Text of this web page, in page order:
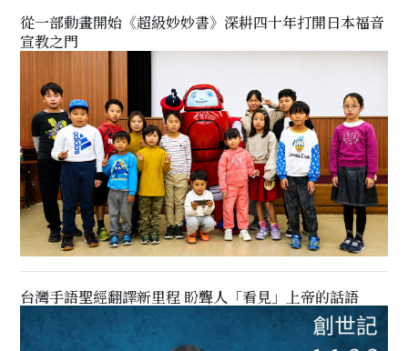
從一部動畫開始《超級妙妙書》深耕四十年打開日本福音
宣教之門
台灣手語聖經翻譯新里程 盼聾人「看見」上帝的話語